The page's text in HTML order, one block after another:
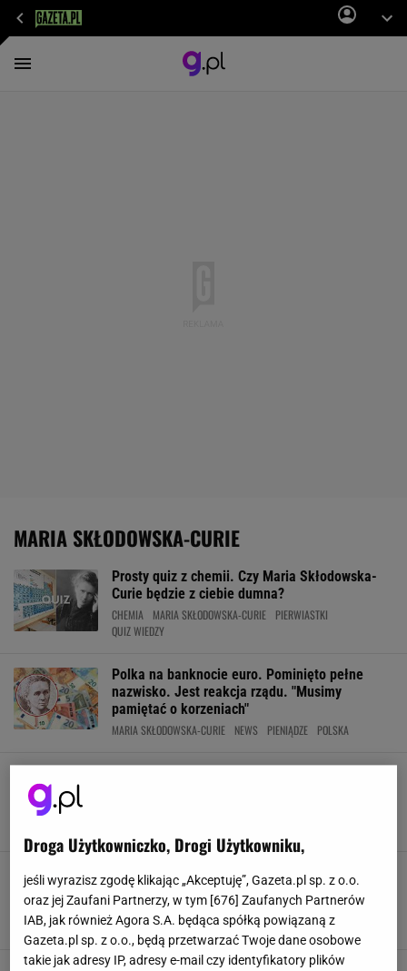
MARIA SKŁODOWSKA-CURIE
Prosty quiz z chemii. Czy Maria Skłodowska-
Curie będzie z ciebie dumna?
CHEMIA MARIA SKŁODOWSKA-CURIE
PIERWIASTKI
QUIZ WIEDZY
Polka na banknocie euro. Pominięto pełne
nazwisko. Jest reakcja rządu. "Musimy
pamiętać o korzeniach"
MARIA SKŁODOWSKA-CURIE NEWS PIENIĄDZE POLSKA
Nowe banknoty euro są pewne. Na jeden z nich
może trafić Maria Skłodowska-Curie
EUROPEJSKI BANK CENTRALNY
MARIA SKŁODOWSKA-CURIE
Droga Użytkowniczko, Drogi Użytkowniku,
jeśli wyrazisz zgodę klikając „Akceptuję”, Gazeta.pl sp. z o.o.
oraz jej Zaufani Partnerzy, w tym [ 676 ] Zaufanych Partnerów
IAB, jak również Agora S.A. będąca spółką powiązaną z
Gazeta.pl sp. z o.o., będą przetwarzać Twoje dane osobowe
takie jak adresy IP, adresy e-mail czy identyfikatory plików